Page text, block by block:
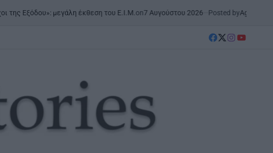
μεγάλη έκθεση του Ε.Ι.Μ.on7 Αυγούστου 2026 Posted by AgrinioStories
facebook
Twitter
instagram
YouTube